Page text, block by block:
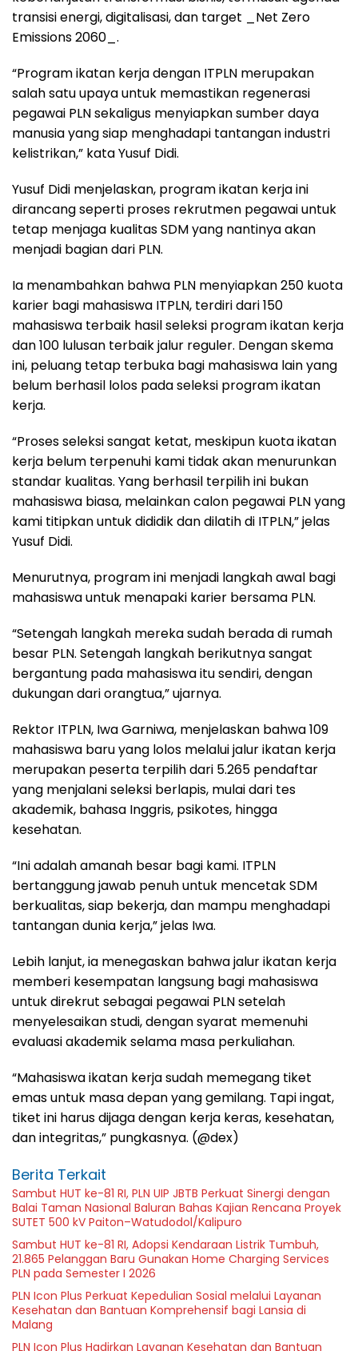
transisi energi, digitalisasi, dan target _Net Zero
Emissions 2060_.
“Program ikatan kerja dengan ITPLN merupakan
salah satu upaya untuk memastikan regenerasi
pegawai PLN sekaligus menyiapkan sumber daya
manusia yang siap menghadapi tantangan industri
kelistrikan,” kata Yusuf Didi.
Yusuf Didi menjelaskan, program ikatan kerja ini
dirancang seperti proses rekrutmen pegawai untuk
tetap menjaga kualitas SDM yang nantinya akan
menjadi bagian dari PLN.
Ia menambahkan bahwa PLN menyiapkan 250 kuota
karier bagi mahasiswa ITPLN, terdiri dari 150
mahasiswa terbaik hasil seleksi program ikatan kerja
dan 100 lulusan terbaik jalur reguler. Dengan skema
ini, peluang tetap terbuka bagi mahasiswa lain yang
belum berhasil lolos pada seleksi program ikatan
kerja.
“Proses seleksi sangat ketat, meskipun kuota ikatan
kerja belum terpenuhi kami tidak akan menurunkan
standar kualitas. Yang berhasil terpilih ini bukan
mahasiswa biasa, melainkan calon pegawai PLN yang
kami titipkan untuk dididik dan dilatih di ITPLN,” jelas
Yusuf Didi.
Menurutnya, program ini menjadi langkah awal bagi
mahasiswa untuk menapaki karier bersama PLN.
“Setengah langkah mereka sudah berada di rumah
besar PLN. Setengah langkah berikutnya sangat
bergantung pada mahasiswa itu sendiri, dengan
dukungan dari orangtua,” ujarnya.
Rektor ITPLN, Iwa Garniwa, menjelaskan bahwa 109
mahasiswa baru yang lolos melalui jalur ikatan kerja
merupakan peserta terpilih dari 5.265 pendaftar
yang menjalani seleksi berlapis, mulai dari tes
akademik, bahasa Inggris, psikotes, hingga
kesehatan.
“Ini adalah amanah besar bagi kami. ITPLN
bertanggung jawab penuh untuk mencetak SDM
berkualitas, siap bekerja, dan mampu menghadapi
tantangan dunia kerja,” jelas Iwa.
Lebih lanjut, ia menegaskan bahwa jalur ikatan kerja
memberi kesempatan langsung bagi mahasiswa
untuk direkrut sebagai pegawai PLN setelah
menyelesaikan studi, dengan syarat memenuhi
evaluasi akademik selama masa perkuliahan.
“Mahasiswa ikatan kerja sudah memegang tiket
emas untuk masa depan yang gemilang. Tapi ingat,
tiket ini harus dijaga dengan kerja keras, kesehatan,
dan integritas,” pungkasnya. (@dex)
Berita Terkait
Sambut HUT ke-81 RI, PLN UIP JBTB Perkuat Sinergi dengan
Balai Taman Nasional Baluran Bahas Kajian Rencana Proyek
SUTET 500 kV Paiton–Watudodol/Kalipuro
Sambut HUT ke-81 RI, Adopsi Kendaraan Listrik Tumbuh,
21.865 Pelanggan Baru Gunakan Home Charging Services
PLN pada Semester I 2026
PLN Icon Plus Perkuat Kepedulian Sosial melalui Layanan
Kesehatan dan Bantuan Komprehensif bagi Lansia di
Malang
PLN Icon Plus Hadirkan Layanan Kesehatan dan Bantuan